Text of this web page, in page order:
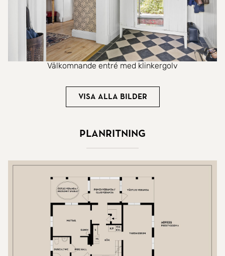
Välkomnande entré med klinkergolv
Visa alla bilder
Planritning